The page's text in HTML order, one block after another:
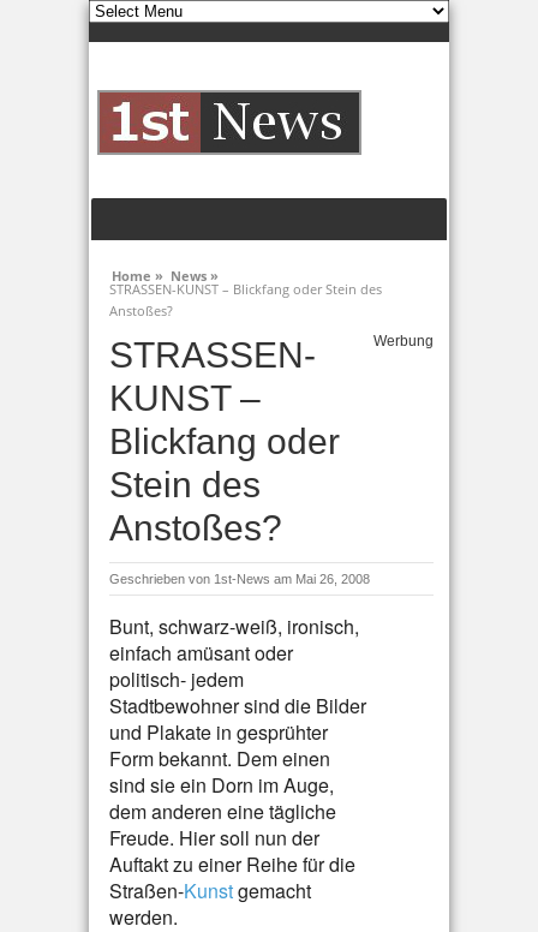
Home » News »
STRASSEN-KUNST – Blickfang oder Stein des
Anstoßes?
STRASSEN-
KUNST –
Blickfang oder
Stein des
Anstoßes?
Werbung
Geschrieben von 1st-News am Mai 26, 2008
Bunt, schwarz-weiß, ironisch,
einfach amüsant oder
politisch- jedem
Stadtbewohner sind die Bilder
und Plakate in gesprühter
Form bekannt. Dem einen
sind sie ein Dorn im Auge,
dem anderen eine tägliche
Freude. Hier soll nun der
Auftakt zu einer Reihe für die
Straßen-Kunstgemacht
werden.